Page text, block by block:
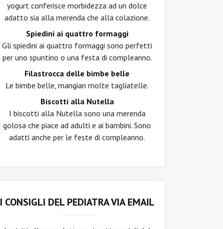
yogurt conferisce morbidezza ad un dolce
adatto sia alla merenda che alla colazione.
Spiedini ai quattro formaggi
Gli spiedini ai quattro formaggi sono perfetti
per uno spuntino o una festa di compleanno.
Filastrocca delle bimbe belle
Le bimbe belle, mangian molte tagliatelle.
Biscotti alla Nutella
I biscotti alla Nutella sono una merenda
golosa che piace ad adulti e ai bambini. Sono
adatti anche per le feste di compleanno.
I CONSIGLI DEL PEDIATRA VIA EMAIL